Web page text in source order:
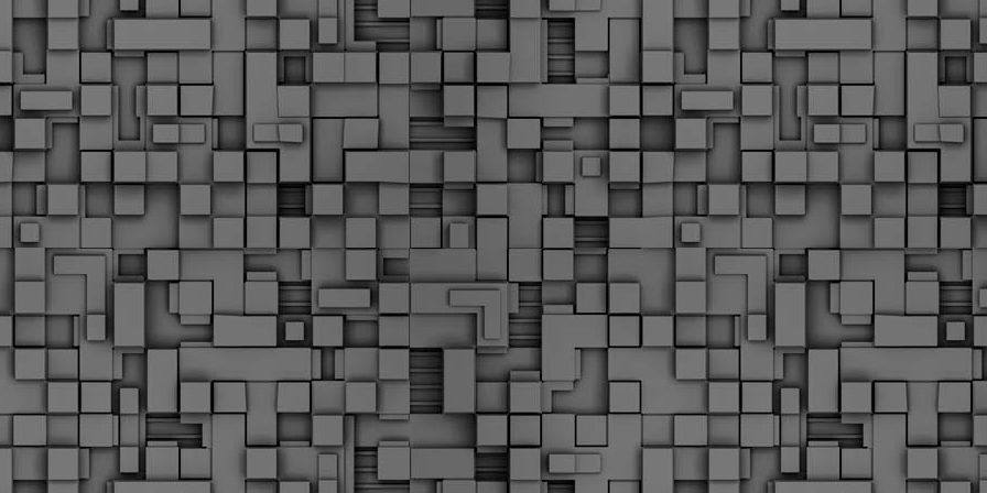
αξιώσεις των δημοσίων υπαλλήλων για επαναφορά των
δώρων, επικυρώνοντας την τρέχουσα κατάσταση παρά τις
αντιδράσεις της ΑΔΕΔΥ
Το ΣτΕ απέρριψε οριστικά την προσφυγή της ΑΔΕΔΥ και ενός
εκπαιδευτικού για την επαναφορά των δώρων Χριστουγέννων,
Πάσχα και θερινής άδειας (13ος και 14ος μισθός) στους
εργαζόμενους του δημόσιου τομέα, κλείνοντας μια μακρά
διαμάχη δεκαετιών που αφορούσε τις μνημονιακές περικοπές.
Γνωστοποίηση έκδοσης οριστικών αποτελεσμάτων –
Παροχή οδηγιών.
► Δείτε/κατεβάστε την πολυαναμενόμενη εγκύκλιο του Υπ.
FEB
1
Με διαρροή 2 μέρες πριν την στάση εργασίας
ενημερώνει το ΣτΕ για την απόρριψη της επαναφοράς